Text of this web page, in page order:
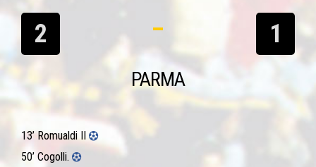
2 1
PARMA
13’ Romualdi II
50’ Cogolli.